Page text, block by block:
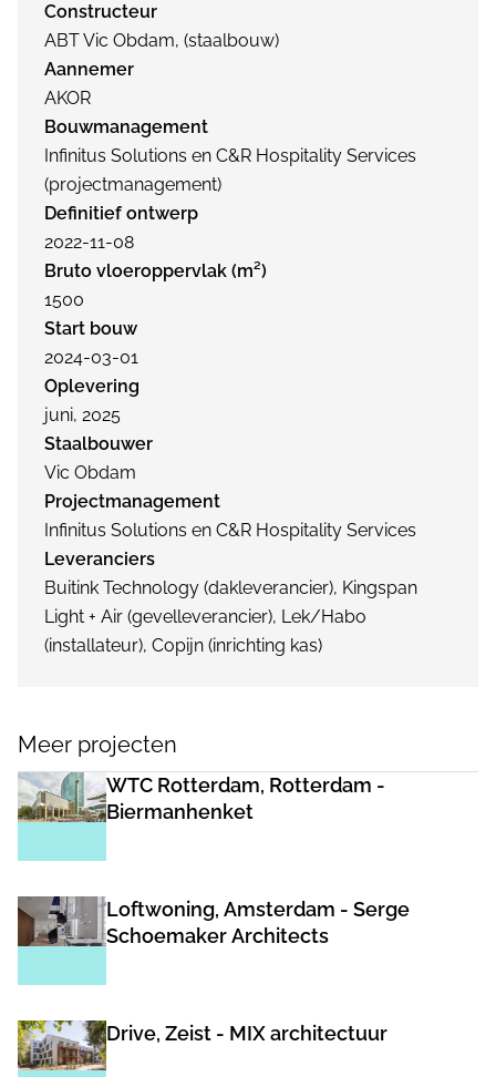
Constructeur
ABT Vic Obdam, (staalbouw)
Aannemer
AKOR
Bouwmanagement
Infinitus Solutions en C&R Hospitality Services
(projectmanagement)
Definitief ontwerp
2022-11-08
Bruto vloeroppervlak (m²)
1500
Start bouw
2024-03-01
Oplevering
juni, 2025
Staalbouwer
Vic Obdam
Projectmanagement
Infinitus Solutions en C&R Hospitality Services
Leveranciers
Buitink Technology (dakleverancier), Kingspan
Light + Air (gevelleverancier), Lek/Habo
(installateur), Copijn (inrichting kas)
Meer projecten
WTC Rotterdam, Rotterdam -
Biermanhenket
Loftwoning, Amsterdam - Serge
Schoemaker Architects
Drive, Zeist - MIX architectuur